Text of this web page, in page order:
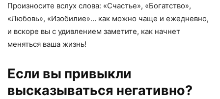
Произносите вслух слова: «Счастье», «Богатство»,
«Любовь», «Изобилие»… как можно чаще и ежедневно,
и вскоре вы с удивлением заметите, как начнет
меняться ваша жизнь!
Если вы привыкли
высказываться негативно?